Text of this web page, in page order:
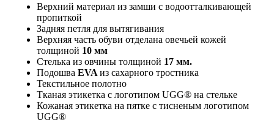
Верхний материал из замши с водоотталкивающей
пропиткой
Задняя петля для вытягивания
Верхняя часть обуви отделана овечьей кожей
толщиной 10 мм
Стелька из овчины толщиной 17 мм.
Подошва EVA из сахарного тростника
Текстильное полотно
Тканая этикетка с логотипом UGG® на стельке
Кожаная этикетка на пятке с тисненым логотипом
UGG®